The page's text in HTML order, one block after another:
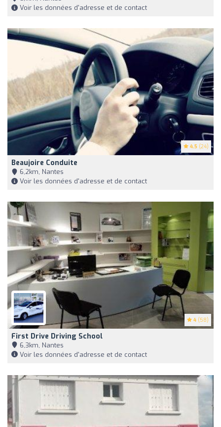
Voir les données d'adresse et de contact
4.5 (24)
Beaujoire Conduite
6,2km, Nantes
Voir les données d'adresse et de contact
4 (58)
First Drive Driving School
6,3km, Nantes
Voir les données d'adresse et de contact